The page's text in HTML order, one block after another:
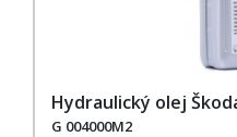
Hydraulický olej
G 004000M2